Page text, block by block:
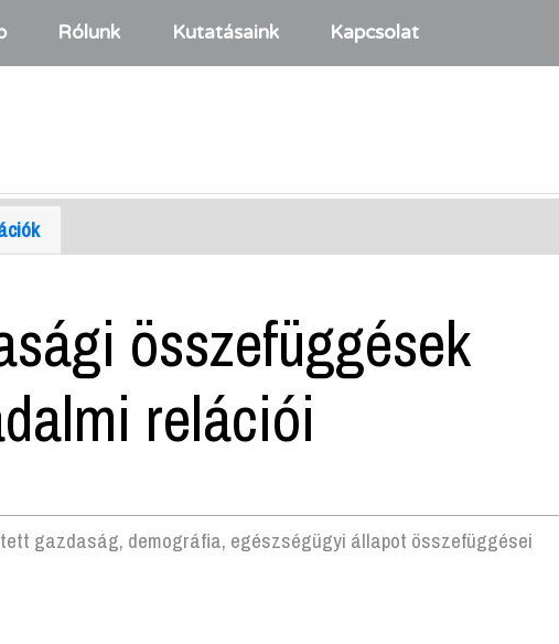
Rólunk Kutatásaink Kapcsolat
összefüggések
relációi
gazdaság, demográfia, egészségügyi állapot összefüggései